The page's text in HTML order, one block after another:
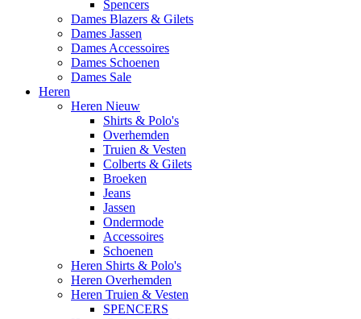
Spencers
Dames Blazers & Gilets
Dames Jassen
Dames Accessoires
Dames Schoenen
Dames Sale
Heren
Heren Nieuw
Shirts & Polo's
Overhemden
Truien & Vesten
Colberts & Gilets
Broeken
Jeans
Jassen
Ondermode
Accessoires
Schoenen
Heren Shirts & Polo's
Heren Overhemden
Heren Truien & Vesten
SPENCERS